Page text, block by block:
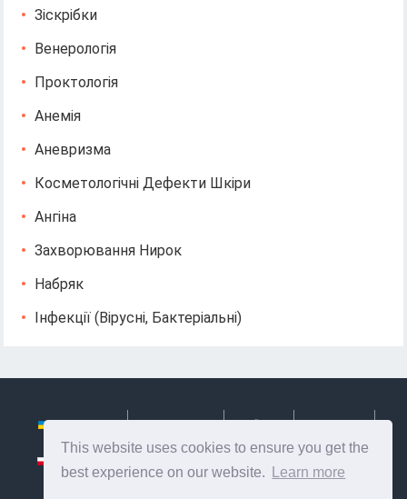
This website uses cookies to ensure you get the
best experience on our website.
Learn more
Зіскрібки
Венерологія
Проктологія
Анемія
Аневризма
Косметологічні Дефекти Шкіри
Ангіна
Захворювання Нирок
Набряк
Інфекції (вірусні, Бактеріальні)